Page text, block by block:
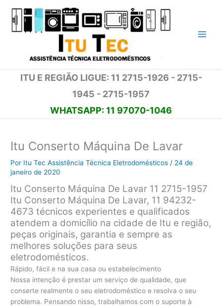
para
ITU E REGIÃO LIGUE: 11 2715-1926 - 2715-
1945 - 2715-1957
WHATSAPP: 11 97070-1046
Itu Conserto Máquina De Lavar
Por Itu Tec Assistência Técnica Eletrodomésticos / 24 de
janeiro de 2020
Itu Conserto Máquina De Lavar 11 2715-1957
Itu Conserto Máquina De Lavar, 11 94232-
4673 técnicos experientes e qualificados
atendem a domicílio na cidade de Itu e região,
peças originais, garantia e sempre as
melhores soluções para seus
eletrodomésticos.
Rápido, fácil e na sua casa ou estabelecimento
Nossa intenção é prestar um serviço de qualidade, que
conserte realmente o seu eletrodoméstico e resolva o seu
problema. Pensando nisso, trabalhamos com o suporte à